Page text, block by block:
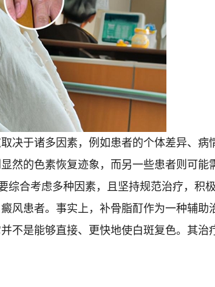
决于诸多因素，例如患者的个体差异、病
然的色素恢复迹象，而另一些患者则可
综合考虑多种因素，且坚持规范治疗，积极
风患者。事实上，补骨脂酊作为一种辅助
不是能够直接、更快地使白斑复色。其治